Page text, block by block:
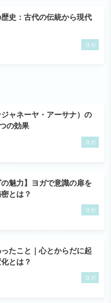
史：古代の伝統から現代
ヨガ
ャネーヤ・アーサナ）の
の効果
ヨガ
の魅力】ヨガで意識の扉を
とは？
ヨガ
たこと｜心とからだに起
とは？
ヨガ